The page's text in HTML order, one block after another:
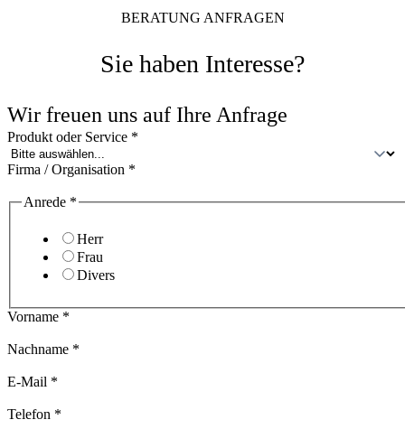
BERATUNG ANFRAGEN
Sie haben Interesse?
Wir freuen uns auf Ihre Anfrage
Produkt oder Service *
Firma / Organisation *
Anrede *
Herr
Frau
Divers
Vorname *
Nachname *
E-Mail *
Telefon *